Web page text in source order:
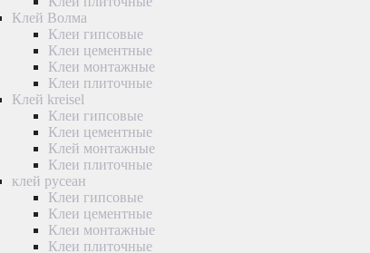
Клей Волма
Клеи гипсовые
Клеи цементные
Клеи монтажные
Клеи плиточные
Клей kreisel
Клеи гипсовые
Клеи цементные
Клей монтажные
Клеи плиточные
клей русеан
Клеи гипсовые
Клеи цементные
Клеи монтажные
Клеи плиточные